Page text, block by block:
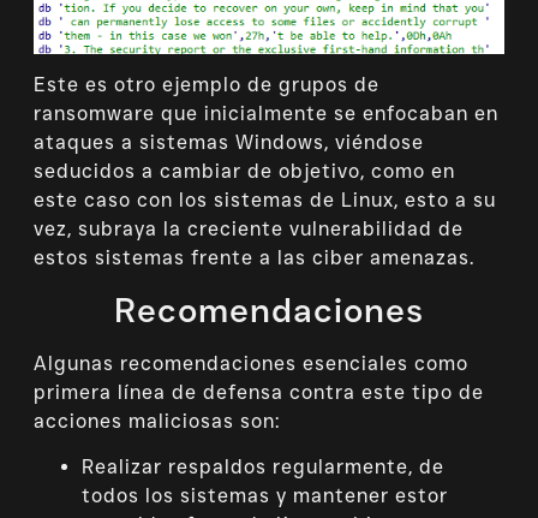
Este es otro ejemplo de grupos de
ransomware que inicialmente se enfocaban en
ataques a sistemas Windows, viéndose
seducidos a cambiar de objetivo, como en
este caso con los sistemas de Linux, esto a su
vez, subraya la creciente vulnerabilidad de
estos sistemas frente a las ciber amenazas.
Recomendaciones
Algunas recomendaciones esenciales como
primera línea de defensa contra este tipo de
acciones maliciosas son:
Realizar respaldos regularmente, de
todos los sistemas y mantener estor